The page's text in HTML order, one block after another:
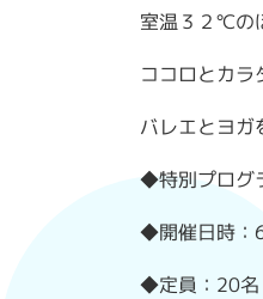
室温３２℃の
ココロとカラ
バレエとヨガ
◆特別プログ
◆開催日時：
◆定員：20名